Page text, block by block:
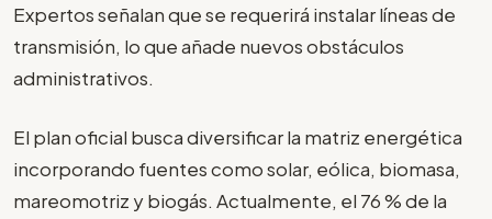
Expertos señalan que se requerirá instalar líneas de
transmisión, lo que añade nuevos obstáculos
administrativos.
El plan oficial busca diversificar la matriz energética
incorporando fuentes como solar, eólica, biomasa,
mareomotriz y biogás. Actualmente, el 76 % de la